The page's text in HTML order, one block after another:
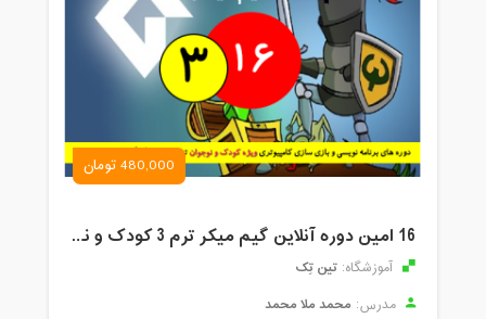
480,000 تومان
16 امین دوره آنلاین گیم میکر ترم 3 کودک و نوجوان تین تِک
آموزشگاه: تین تِک
مدرس: محمد ملا محمد